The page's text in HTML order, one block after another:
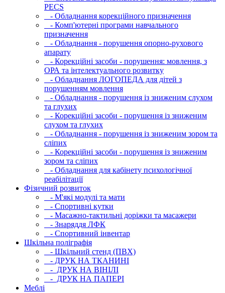
PECS
- Обладнання корекційного призначення
- Комп'ютерні програми навчального
призначення
- Обладнання - порушення опорно-рухового
апарату
- Корекційні засоби - порушення: мовлення, з
ОРА та інтелектуального розвитку
- Обладнання ЛОГОПЕДА для дітей з
порушенням мовлення
- Обладнання - порушення із зниженим слухом
та глухих
- Корекційні засоби - порушення із зниженим
слухом та глухих
- Обладнання - порушення із зниженим зором та
сліпих
- Корекційні засоби - порушення із зниженим
зором та сліпих
- Обладнання для кабінету психологічної
реабілітації
Фізичний розвиток
- М'які модулi та мати
- Спортивні кутки
- Масажно-тактильні доріжки та масажери
- Знаряддя ЛФК
- Спортивний інвентар
Шкільна поліграфія
- Шкільний стенд (ПВХ)
- ДРУК НА ТКАНИНІ
- ДРУК НА ВІНІЛІ
- ДРУК НА ПАПЕРІ
Меблі